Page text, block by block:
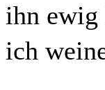
ihn ewig
ich